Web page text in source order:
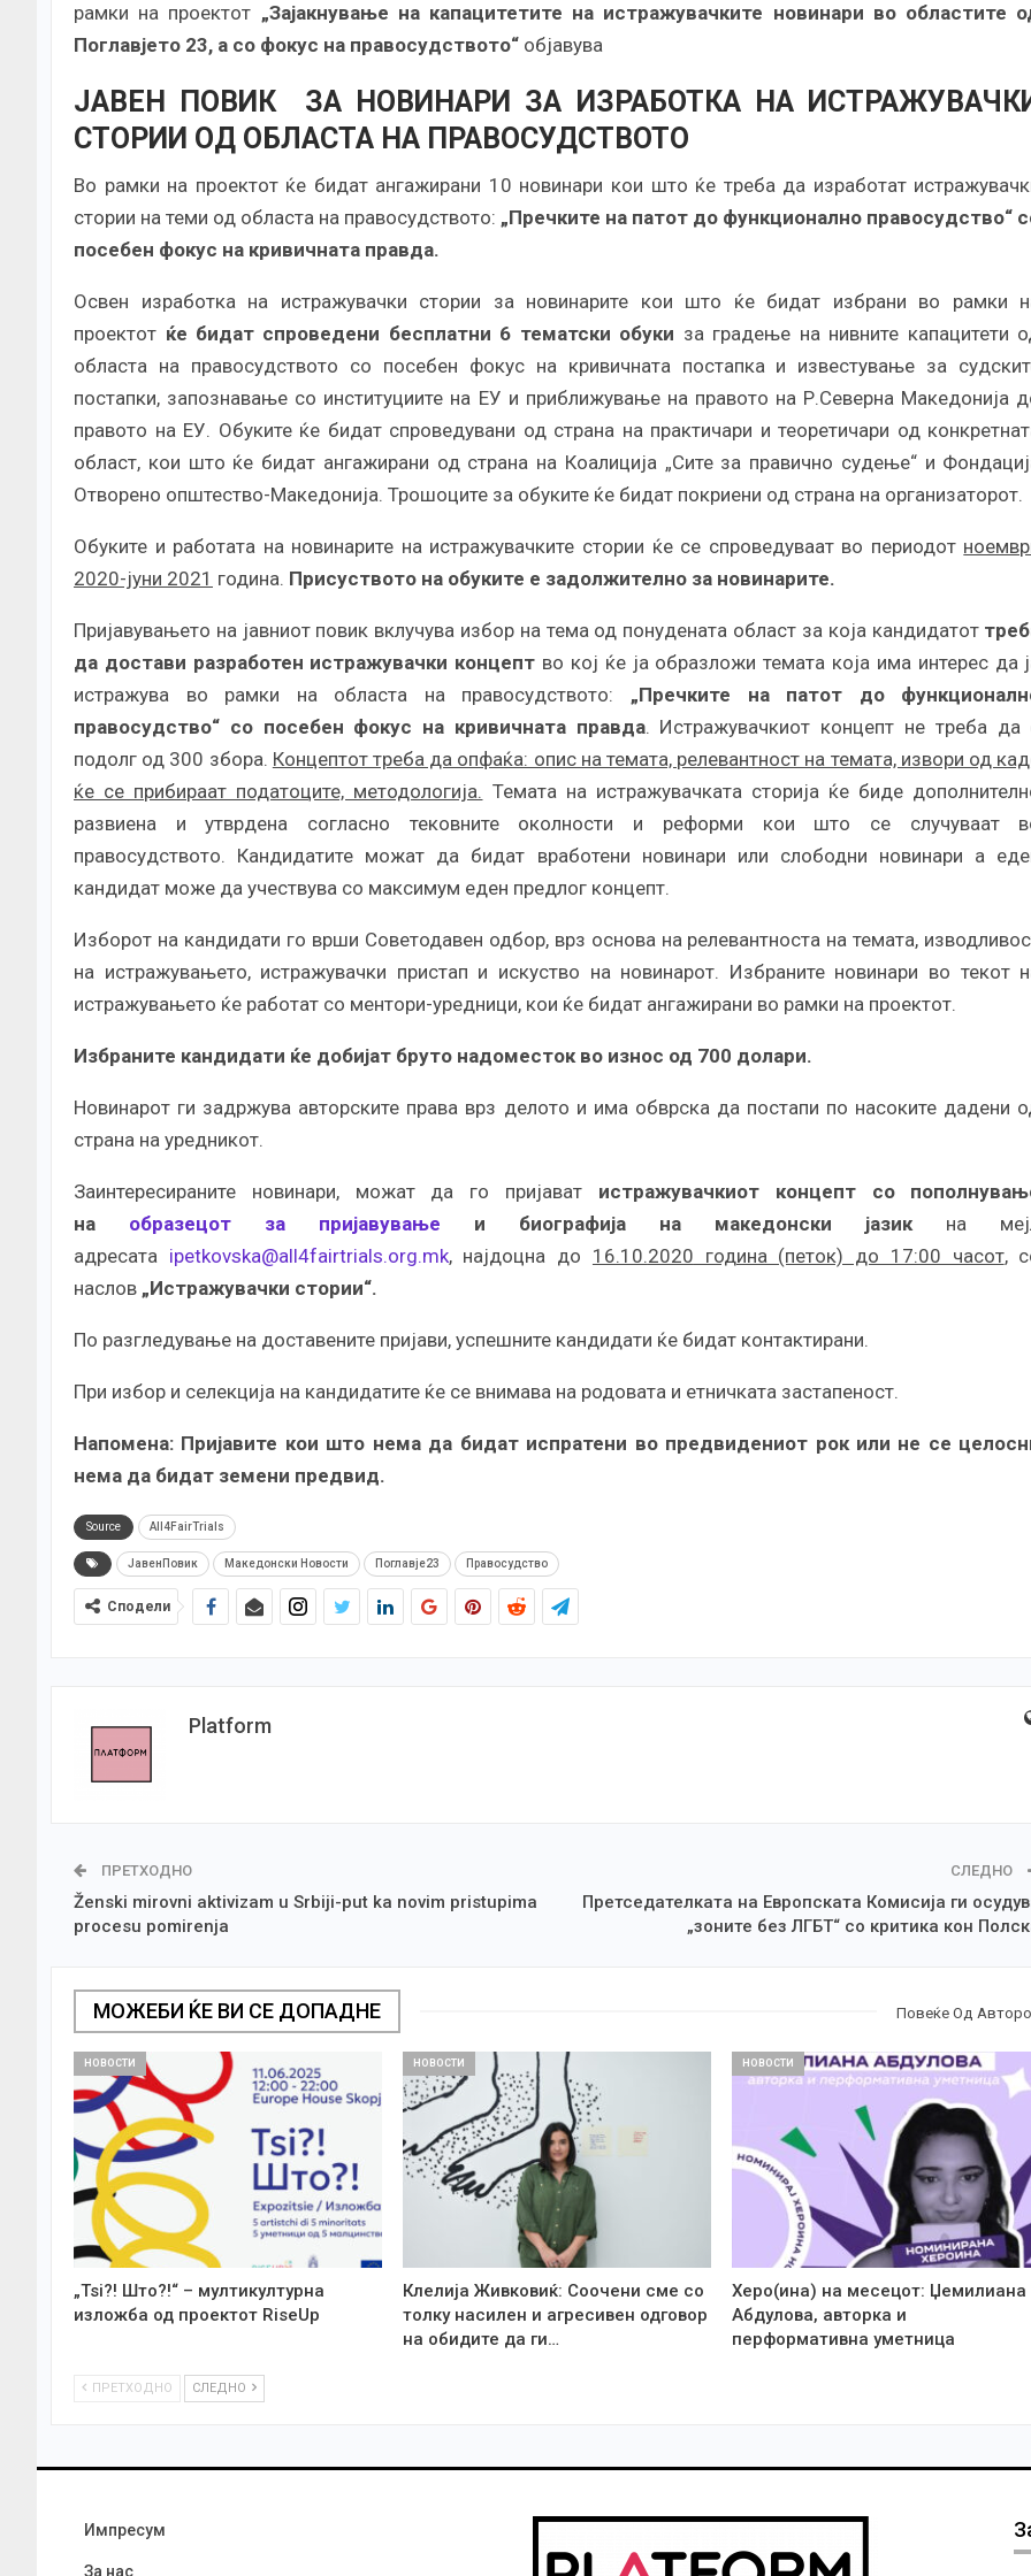
рамки на проектот „Зајакнување на капацитетите на истражувачките новинари во областите
Поглавјето 23, а со фокус на правосудството“ објавува
ЈАВЕН ПОВИК ЗА НОВИНАРИ ЗА ИЗРАБОТКА НА
СТОРИИ ОД ОБЛАСТА НА ПРАВОСУДСТВОТО
Во рамки на проектот ќе бидат ангажирани 10 новинари кои што ќе треба да изработат
стории на теми од областа на правосудството: „Пречките на патот до функционално правосудство“
посебен фокус на кривичната правда.
Освен изработка на истражувачки стории за новинарите кои што ќе бидат избрани во рамки
проектот ќе бидат спроведени бесплатни 6 тематски обуки за градење на нивните капацитети
областа на правосудството со посебен фокус на кривичната постапка и известување за
постапки, запознавање со институциите на ЕУ и приближување на правото на Р.Северна Македонија
правото на ЕУ. Обуките ќе бидат спроведувани од страна на практичари и теоретичари од
област, кои што ќе бидат ангажирани од страна на Коалиција „Сите за правично судење“ и
Отворено општество-Македонија. Трошоците за обуките ќе бидат покриени од страна на организаторот.
Обуките и работата на новинарите на истражувачките стории ќе се спроведуваат во периодот
2020-јуни 2021 година. Присуството на обуките е задолжително за новинарите.
Пријавувањето на јавниот повик вклучува избор на тема од понудената област за која кандидатот
да достави разработен истражувачки концепт во кој ќе ја образложи темата која има интерес да
истражува во рамки на областа на правосудството: „Пречките на патот до
правосудство“ со посебен фокус на кривичната правда. Истражувачкиот концепт не треба да
подолг од 300 збора. Концептот треба да опфаќа: опис на темата, релевантност на темата, извори од
ќе се прибираат податоците, методологија. Темата на истражувачката сторија ќе биде
развиена и утврдена согласно тековните околности и реформи кои што се случуваат
правосудството. Кандидатите можат да бидат вработени новинари или слободни новинари a
кандидат може да учествува со максимум еден предлог концепт.
Изборот на кандидати го врши Советодавен одбор, врз основа на релевантноста на темата,
на истражувањето, истражувачки пристап и искуство на новинарот. Избраните новинари во текот
истражувањето ќе работат со ментори-уредници, кои ќе бидат ангажирани во рамки на проектот.
Избраните кандидати ќе добијат бруто надоместок во износ од 700 долари.
Новинарот ги задржува авторските права врз делото и има обврска да постапи по насоките дадени
страна на уредникот.
Заинтересираните новинари, можат да го пријават истражувачкиот концепт
со
на образецот за пријавување и биографија на македонски јазикна
адресата ipetkovska@all4fairtrials.org.mk, најдоцна до 16.10.2020 година (петок) до 17:00 часот,
наслов „Истражувачки стории“.
По разгледување на доставените пријави, успешните кандидати ќе бидат контактирани.
При избор и селекција на кандидатите ќе се внимава на родовата и етничката застапеност.
Напомена: Пријавите кои што нема да бидат испратени во предвидениот рок или не се
нема да бидат земени предвид.
Source All4FairTrials
ЈавенПовик Македонски Новости Поглавје23 Правосудство
Сподели
Platform
ПРЕТХОДНО
Ženski mirovni aktivizam u Srbiji-put ka novim pristupima
procesu pomirenja
СЛЕДНО
Претседателката на Европската Комисија ги
„зоните без ЛГБТ“ со критика кон
МОЖЕБИ ЌЕ ВИ СЕ ДОПАДНЕ Повеќе Од
НОВОСТИ
„Tsi?! Што?!“ – мултикултурна
изложба од проектот RiseUp
НОВОСТИ
Клелија Живковиќ: Соочени сме со
толку насилен и агресивен одговор
на обидите да ги…
НОВОСТИ
Херо(ина) на месецот: Џемилиана
Абдулова, авторка и
перформативна уметница
ПРЕТХОДНО СЛЕДНО
Импресум
За нас